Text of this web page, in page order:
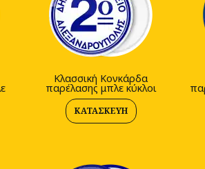
Κλασσική Κονκάρδα
παρέλασης μπλε κύκλοι
ΚΑΤΑΣΚΕΥΉ